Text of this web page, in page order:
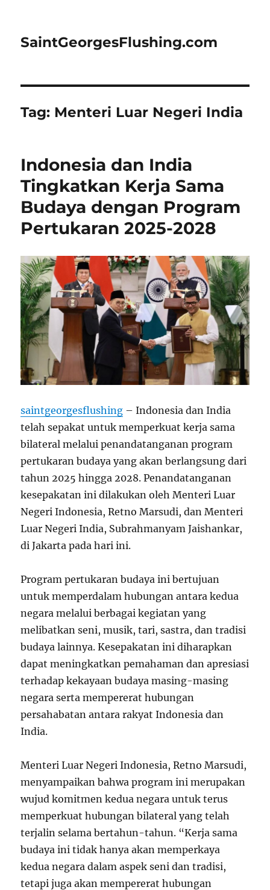
SaintGeorgesFlushing.com
Tag: Menteri Luar Negeri India
Indonesia dan India
Tingkatkan Kerja Sama
Budaya dengan Program
Pertukaran 2025-2028
saintgeorgesflushing – Indonesia dan India
telah sepakat untuk memperkuat kerja sama
bilateral melalui penandatanganan program
pertukaran budaya yang akan berlangsung dari
tahun 2025 hingga 2028. Penandatanganan
kesepakatan ini dilakukan oleh Menteri Luar
Negeri Indonesia, Retno Marsudi, dan Menteri
Luar Negeri India, Subrahmanyam Jaishankar,
di Jakarta pada hari ini.
Program pertukaran budaya ini bertujuan
untuk memperdalam hubungan antara kedua
negara melalui berbagai kegiatan yang
melibatkan seni, musik, tari, sastra, dan tradisi
budaya lainnya. Kesepakatan ini diharapkan
dapat meningkatkan pemahaman dan apresiasi
terhadap kekayaan budaya masing-masing
negara serta mempererat hubungan
persahabatan antara rakyat Indonesia dan
India.
Menteri Luar Negeri Indonesia, Retno Marsudi,
menyampaikan bahwa program ini merupakan
wujud komitmen kedua negara untuk terus
memperkuat hubungan bilateral yang telah
terjalin selama bertahun-tahun. “Kerja sama
budaya ini tidak hanya akan memperkaya
kedua negara dalam aspek seni dan tradisi,
tetapi juga akan mempererat hubungan